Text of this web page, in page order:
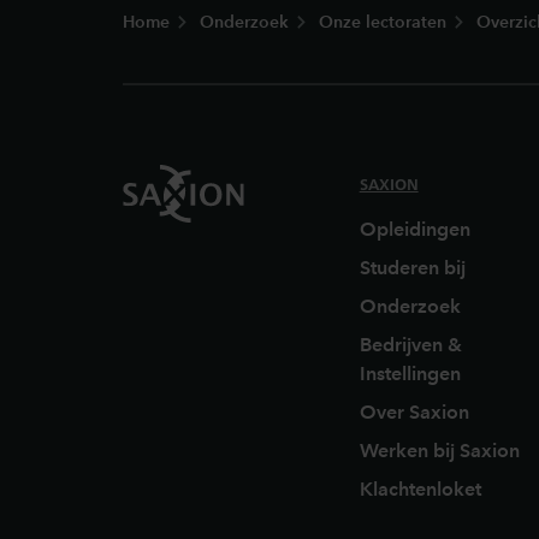
Home Onderzoek Onze lectoraten
SAXION
Opleidingen
Studeren bij
Onderzoek
Bedrijven &
Instellingen
Over Saxion
Werken bij Saxion
Klachtenloket